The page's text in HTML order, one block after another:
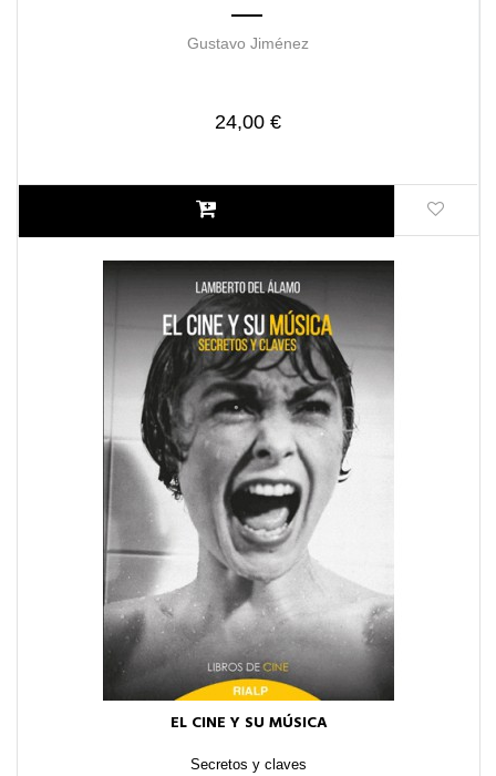
Gustavo Jiménez
24,00 €
EL CINE Y SU MÚSICA
Secretos y claves